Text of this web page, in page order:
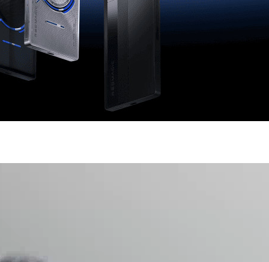
Частота обновления экрана
Число пикселей на дюйм
Стандарт связи/интернет
Количество сим карт
Стандарт связи
Стандарт Wi-Fi
Процессор